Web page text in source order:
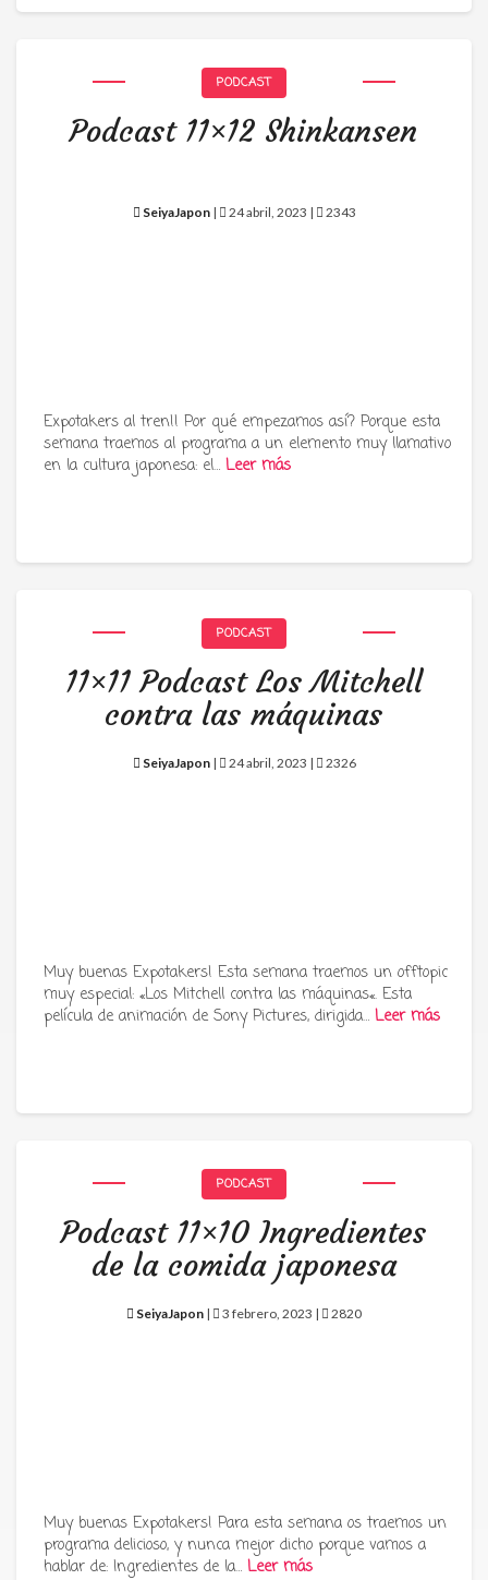
PODCAST
Podcast 11×12 Shinkansen
SeiyaJapon| 24 abril, 2023 | 2343
Expotakers al tren!! Por qué empezamos así? Porque esta
semana traemos al programa a un elemento muy llamativo
en la cultura japonesa: el… Leer más
PODCAST
11×11 Podcast Los Mitchell
contra las máquinas
SeiyaJapon| 24 abril, 2023 | 2326
Muy buenas Expotakers! Esta semana traemos un offtopic
muy especial: «Los Mitchell contra las máquinas«. Esta
película de animación de Sony Pictures, dirigida… Leer más
PODCAST
Podcast 11×10 Ingredientes
de la comida japonesa
SeiyaJapon | 3 febrero, 2023 | 2820
Muy buenas Expotakers! Para esta semana os traemos un
programa delicioso, y nunca mejor dicho porque vamos a
hablar de: Ingredientes de la… Leer más